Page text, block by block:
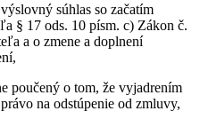
súhlas so začatím
§ 17 ods. 10 písm. c) Zákon č.
a o zmene a doplnení
poučený o tom, že vyjadrením
na odstúpenie od zmluvy,